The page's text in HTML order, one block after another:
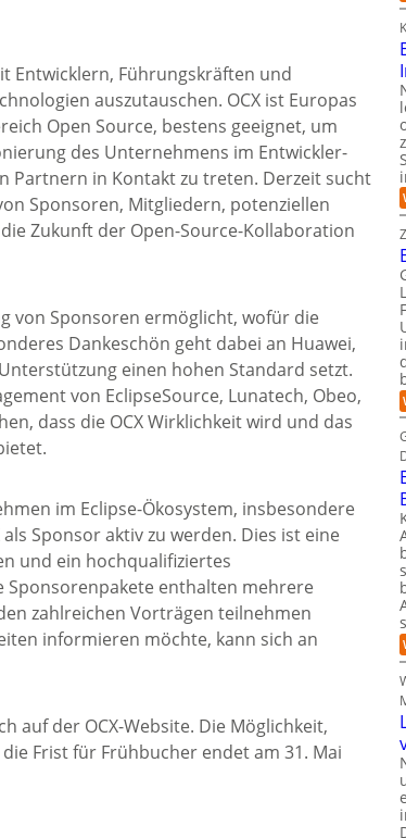
Entwicklern, Führungskräften und
auszutauschen. OCX ist Europas
Open Source, bestens geeignet, um
des Unternehmens im Entwickler-
Partnern in Kontakt zu treten. Derzeit sucht
Sponsoren, Mitgliedern, potenziellen
Zukunft der Open-Source-Kollaboration
von Sponsoren ermöglicht, wofür die
Dankeschön geht dabei an Huawei,
einen hohen Standard setzt.
von EclipseSource, Lunatech, Obeo,
dass die OCX Wirklichkeit wird und das
im Eclipse-Ökosystem, insbesondere
Sponsor aktiv zu werden. Dies ist eine
und ein hochqualifiziertes
enthalten mehrere
zahlreichen Vorträgen teilnehmen
informieren möchte, kann sich an
auf der OCX-Website. Die Möglichkeit,
Frist für Frühbucher endet am 31. Mai